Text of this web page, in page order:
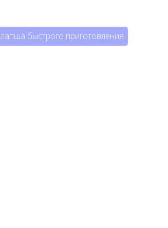
лапша быстрого приготовления